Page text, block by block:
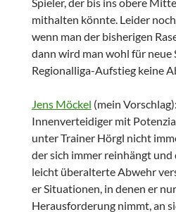
Spieler, der bis ins obere
mithalten könnte. Leider
wenn man der bisherigen
dann wird man wohl für neue
Regionalliga-Aufstieg keine
Jens Möckel (mein
Innenverteidiger mit
unter Trainer Hörgl nicht
der sich immer reinhängt
leicht überalterte Abwehr
er Situationen, in denen er
Herausforderung nimmt, an